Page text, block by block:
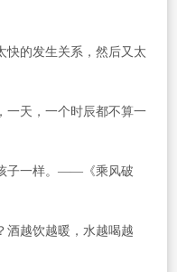
快的发生关系，然后又太
一天，一个时辰都不算一
子一样。——《乘风破
酒越饮越暖，水越喝越